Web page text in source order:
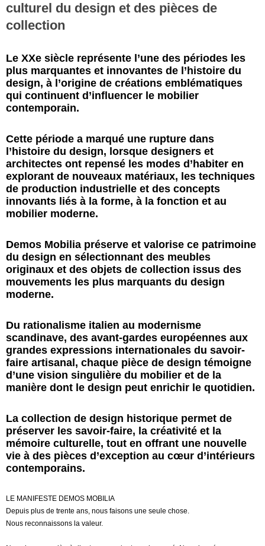
culturel du design et des pièces de
collection
Le XXe siècle représente l’une des périodes les
plus marquantes et innovantes de l’histoire du
design, à l’origine de créations emblématiques
qui continuent d’influencer le mobilier
contemporain.
Cette période a marqué une rupture dans
l’histoire du design, lorsque designers et
architectes ont repensé les modes d’habiter en
explorant de nouveaux matériaux, les techniques
de production industrielle et des concepts
innovants liés à la forme, à la fonction et au
mobilier moderne.
Demos Mobilia préserve et valorise ce patrimoine
du design en sélectionnant des meubles
originaux et des objets de collection issus des
mouvements les plus marquants du design
moderne.
Du rationalisme italien au modernisme
scandinave, des avant-gardes européennes aux
grandes expressions internationales du savoir-
faire artisanal, chaque pièce de design témoigne
d’une vision singulière du mobilier et de la
manière dont le design peut enrichir le quotidien.
La collection de design historique permet de
préserver les savoir-faire, la créativité et la
mémoire culturelle, tout en offrant une nouvelle
vie à des pièces d’exception au cœur d’intérieurs
contemporains.
LE MANIFESTE DEMOS MOBILIA
Depuis plus de trente ans, nous faisons une seule chose.
Nous reconnaissons la valeur.